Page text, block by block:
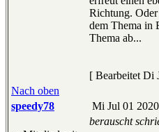
Richtung. Oder
dem Thema in
Thema ab...
[ Bearbeitet Di
Nach oben
speedy78
Mi Jul 01
berauscht